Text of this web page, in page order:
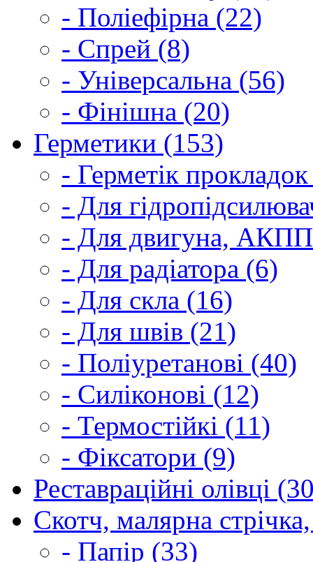
- Поліефірна (22)
- Спрей (8)
- Універсальна (56)
- Фінішна (20)
Герметики (153)
- Герметік
- Для
- Для двигуна,
- Для радіатора (6)
- Для скла (16)
- Для швів (21)
- Поліуретанові (40)
- Силіконові (12)
- Термостійкі (11)
- Фіксатори (9)
Реставраційні олівці
Скотч, малярна
- Папір (33)